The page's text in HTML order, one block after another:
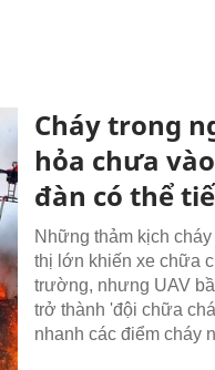
Cháy trong
hỏa chưa
đàn có thể
Những thảm kịch
thị lớn khiến xe chữa
trường, nhưng UAV
trở thành 'đội chữa
nhanh các điểm cháy